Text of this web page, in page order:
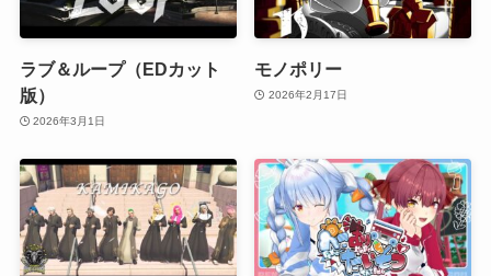
ラブ＆ループ（EDカット
版）
2026年3月1日
モノポリー
2026年2月17日